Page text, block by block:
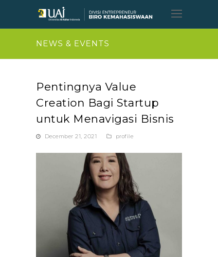
Open
Mobile
NEWS & EVENTS
Pentingnya Value
Creation Bagi Startup
untuk Menavigasi Bisnis
December 21, 2021 profile